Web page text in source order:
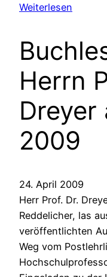
Weiterlesen
Herrn
Dreyer
2009
24. April 2009
Herr Prof. Dr.
Reddelicher, las
veröffentlichten
Weg vom